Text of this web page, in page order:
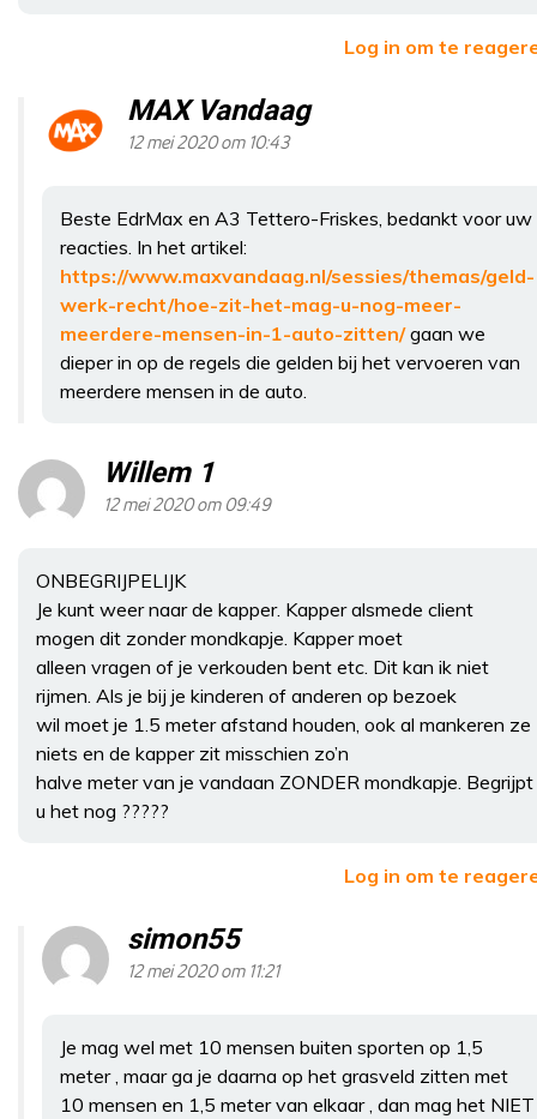
Log in om te
MAX Vandaag
12 mei 2020 om 10:43
Beste EdrMax en A3 Tettero-Friskes, bedankt voor uw
reacties. In het artikel:
https://www.maxvandaag.nl/sessies/themas/geld-
werk-recht/hoe-zit-het-mag-u-nog-meer-
meerdere-mensen-in-1-auto-zitten/gaan we
dieper in op de regels die gelden bij het vervoeren van
meerdere mensen in de auto.
Willem 1
12 mei 2020 om 09:49
ONBEGRIJPELIJK
Je kunt weer naar de kapper. Kapper alsmede client
mogen dit zonder mondkapje. Kapper moet
alleen vragen of je verkouden bent etc. Dit kan ik niet
rijmen. Als je bij je kinderen of anderen op bezoek
wil moet je 1.5 meter afstand houden, ook al mankeren ze
niets en de kapper zit misschien zo’n
halve meter van je vandaan ZONDER mondkapje. Begrijpt
u het nog ?????
Log in om te
simon55
12 mei 2020 om 11:21
Je mag wel met 10 mensen buiten sporten op 1,5
meter , maar ga je daarna op het grasveld zitten met
10 mensen en 1,5 meter van elkaar , dan mag het NIET